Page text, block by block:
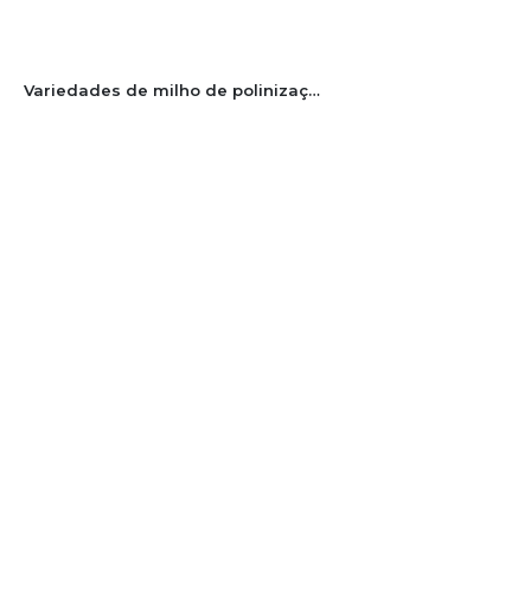
Variedades de milho de polinização aberta SCS155 Catarina e SCS156 Colorado para a agricultura familiar